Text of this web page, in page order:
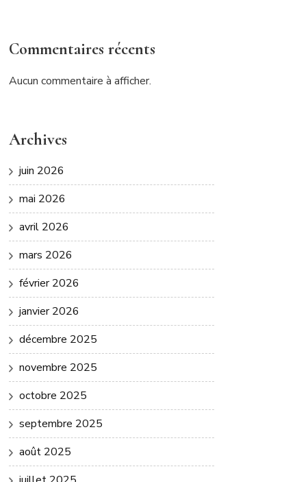
Commentaires récents
Aucun commentaire à afficher.
Archives
juin 2026
mai 2026
avril 2026
mars 2026
février 2026
janvier 2026
décembre 2025
novembre 2025
octobre 2025
septembre 2025
août 2025